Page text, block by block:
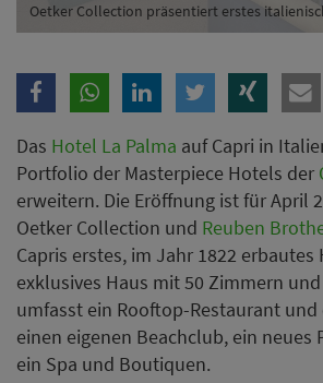
Oetker Collection präsentiert erstes
Das Hotel La Palma auf Capri in
Portfolio der Masterpiece Hotels der
erweitern. Die Eröffnung ist für April
Oetker Collection und Reuben
Capris erstes, im Jahr 1822 erbautes
exklusives Haus mit 50 Zimmern
umfasst ein Rooftop-Restaurant
einen eigenen Beachclub, ein neues
ein Spa und Boutiquen.